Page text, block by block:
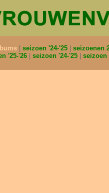
seizoen '24-'25 seizoenen
'25-'26
seizoen '24-'25 seizoen